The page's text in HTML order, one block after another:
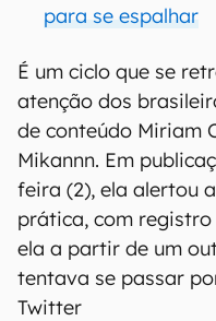
para se espalhar
É um ciclo que se
atenção dos
de conteúdo Miriam
Mikannn. Em
feira (2), ela alertou
prática, com
ela a partir de um
tentava se passar
Twitter